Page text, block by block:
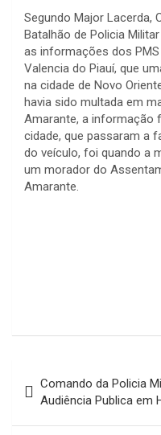
Segundo Major Lacerda,
Batalhão de Policia
as informações dos PMS
Valencia do Piauí, que
na cidade de Novo
havia sido multada em
Amarante, a informação
cidade, que passaram a
do veículo, foi quando a
um morador do
Amarante.
de
Post
Comando da Policia
Audiência Publica em